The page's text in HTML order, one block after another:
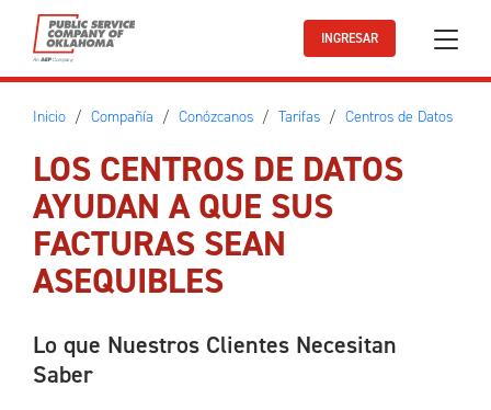
Ir al contenido principal
INGRESAR
Inicio Compañía Conózcanos Tarifas Centros de Datos
LOS CENTROS DE DATOS
AYUDAN A QUE SUS
FACTURAS SEAN
ASEQUIBLES
Lo que Nuestros Clientes Necesitan
Saber